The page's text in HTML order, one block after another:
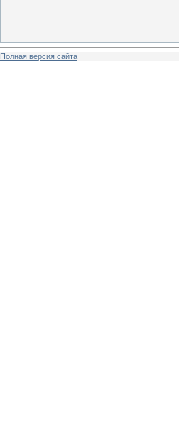
Полная версия сайта